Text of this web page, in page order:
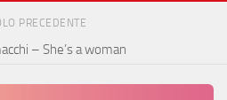
PRECEDENTE
– She’s a woman